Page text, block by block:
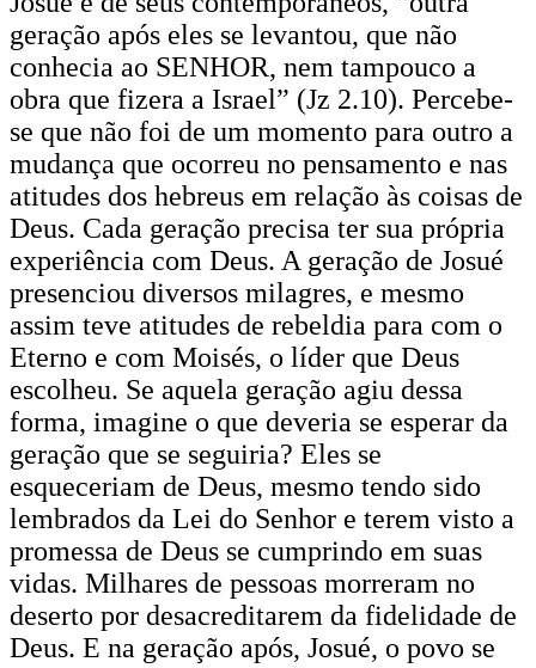
geração após eles se levantou, que não
conhecia ao SENHOR, nem tampouco a
obra que fizera a Israel” (Jz 2.10). Percebe-
se que não foi de um momento para outro a
mudança que ocorreu no pensamento e nas
atitudes dos hebreus em relação às coisas de
Deus. Cada geração precisa ter sua própria
experiência com Deus. A geração de Josué
presenciou diversos milagres, e mesmo
assim teve atitudes de rebeldia para com o
Eterno e com Moisés, o líder que Deus
escolheu. Se aquela geração agiu dessa
forma, imagine o que deveria se esperar da
geração que se seguiria? Eles se
esqueceriam de Deus, mesmo tendo sido
lembrados da Lei do Senhor e terem visto a
promessa de Deus se cumprindo em suas
vidas. Milhares de pessoas morreram no
deserto por desacreditarem da fidelidade de
Deus. E na geração após, Josué, o povo se